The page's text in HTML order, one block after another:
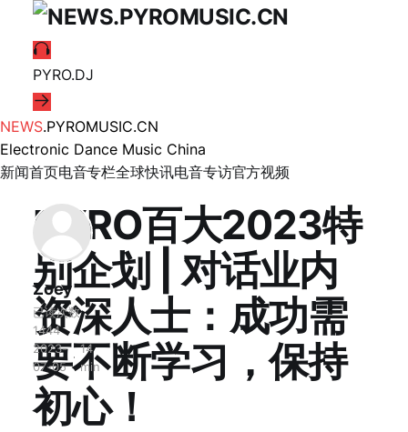
PYRO.DJ
NEWS.PYROMUSIC.CN
Electronic Dance Music China
新闻首页电音专栏全球快讯电音专访官方视频
PYRO百大2023特
别企划 | 对话业内
资深人士：成功需
要不断学习，保持
初心！
Zoey
已读次数
1444
2023-
07-05
14
min